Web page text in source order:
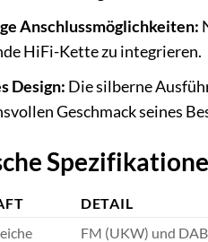
Anschlussmöglichkeiten:
HiFi-Kette zu integrieren.
Design: Die silberne
Geschmack seines
DETAIL
FM (UKW) und